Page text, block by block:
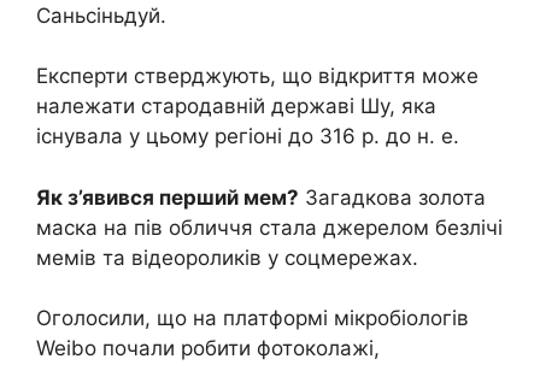
Саньсіньдуй.
Експерти стверджують, що відкриття може
належати стародавній державі Шу, яка
існувала у цьому регіоні до 316 р. до н. е.
Як з’явився перший мем? Загадкова золота
маска на пів обличчя стала джерелом безлічі
мемів та відеороликів у соцмережах.
Оголосили, що на платформі мікробіологів
Weibo почали робити фотоколажі,